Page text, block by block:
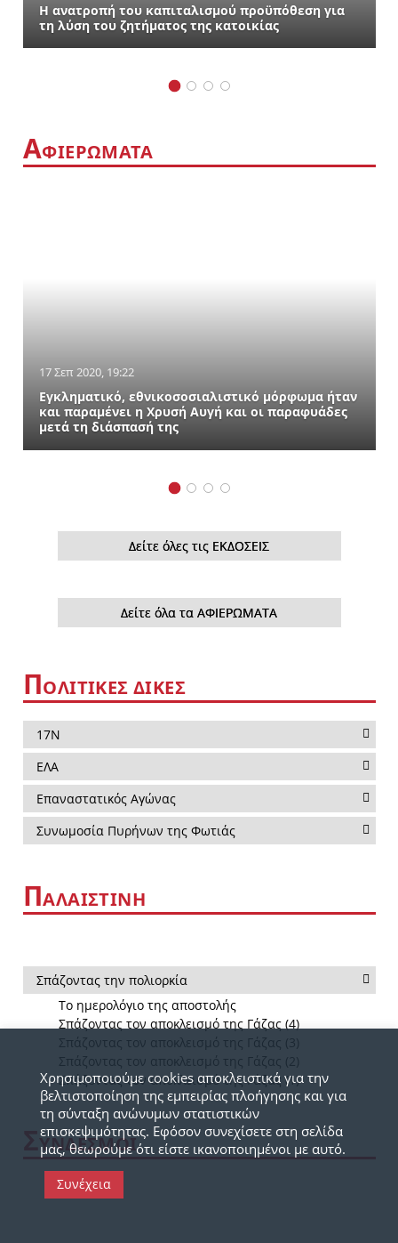
Η ανατροπή του καπιταλισμού προϋπόθεση για
τη λύση του ζητήματος της κατοικίας
ΑΦΙΕΡΩΜΑΤΑ
17 Σεπ 2020, 19:22
Εγκληματικό, εθνικοσοσιαλιστικό μόρφωμα ήταν
και παραμένει η Χρυσή Αυγή και οι παραφυάδες
μετά τη διάσπασή της
Δείτε όλες τις ΕΚΔΟΣΕΙΣ
Δείτε όλα τα ΑΦΙΕΡΩΜΑΤΑ
ΠΟΛΙΤΙΚΕΣ ΔΙΚΕΣ
17Ν
ΕΛΑ
Επαναστατικός Αγώνας
Συνωμοσία Πυρήνων της Φωτιάς
ΠΑΛΑΙΣΤΙΝΗ
Σπάζοντας την πολιορκία
Το ημερολόγιο της αποστολής
Σπάζοντας τον αποκλεισμό της Γάζας (4)
Σπάζοντας τον αποκλεισμό της Γάζας (3)
Σπάζοντας τον αποκλεισμό της Γάζας (2)
Σπάζοντας τον αποκλεισμό της Γάζας (1)
ΥΝΔΕΣΜΟΙ
Χρησιμοποιούμε cookies αποκλειστικά για την
βελτιστοποίηση της εμπειρίας πλοήγησης και για
τη σύνταξη ανώνυμων στατιστικών
επισκεψιμότητας. Εφόσον συνεχίσετε στη σελίδα
μας, θεωρούμε ότι είστε ικανοποιημένοι με αυτό.
Συνέχεια